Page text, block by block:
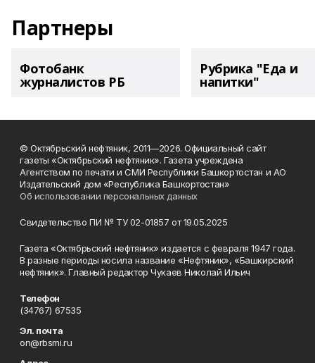
Партнеры
Фотобанк
журналистов РБ
Рубрика "Еда и
напитки"
© Октябрьский нефтяник, 2011—2026. Официальный сайт
газеты «Октябрьский нефтяник». Газета учреждена
Агентством по печати и СМИ Республики Башкортостан и АО
Издательский дом «Республика Башкортостан»
Об использовании персональных данных
Свидетельство ПИ № ТУ 02-01857 от 19.05.2025
Газета «Октябрьский нефтяник» издается с февраля 1947 года.
В разные периоды носила название «Нефтяник», «Башкирский
нефтяник». Главный редактор Чукаев Николай Ильич
Телефон
(34767) 67535
Эл. почта
on@rbsmi.ru